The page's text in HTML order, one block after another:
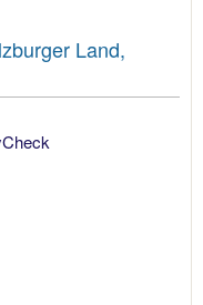
Land,